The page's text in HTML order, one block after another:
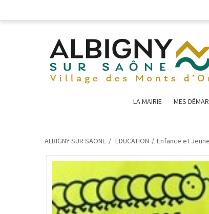
LA MAIRIE MES
ALBIGNY SUR SAONE EDUCATION Enfance et